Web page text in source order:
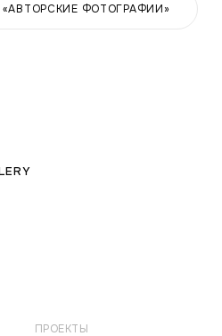
ФОТОГРАФИИ»
ПРОЕКТЫ